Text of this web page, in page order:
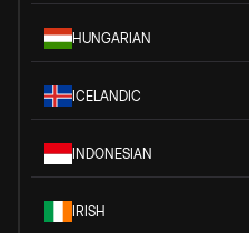
HUNGARIAN
ICELANDIC
INDONESIAN
IRISH